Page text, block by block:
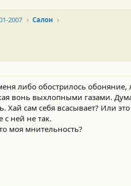
2007 Салон
либо обострилось обоняние,
вонь выхлопными газами.
Хай сам себя всасывает? Или
с ней не так.
моя мнительность?